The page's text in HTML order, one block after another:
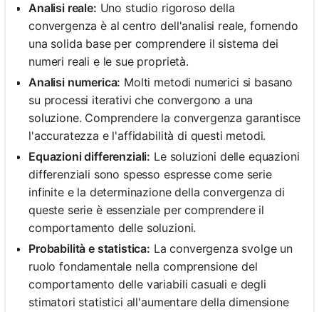
Analisi reale: Uno studio rigoroso della
convergenza è al centro dell'analisi reale, fornendo
una solida base per comprendere il sistema dei
numeri reali e le sue proprietà.
Analisi numerica: Molti metodi numerici si basano
su processi iterativi che convergono a una
soluzione. Comprendere la convergenza garantisce
l'accuratezza e l'affidabilità di questi metodi.
Equazioni differenziali: Le soluzioni delle equazioni
differenziali sono spesso espresse come serie
infinite e la determinazione della convergenza di
queste serie è essenziale per comprendere il
comportamento delle soluzioni.
Probabilità e statistica: La convergenza svolge un
ruolo fondamentale nella comprensione del
comportamento delle variabili casuali e degli
stimatori statistici all'aumentare della dimensione